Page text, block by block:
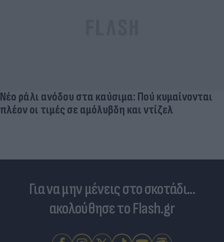
Για να μην μένεις στο σκοτάδι...
ακολούθησε το Flash.gr